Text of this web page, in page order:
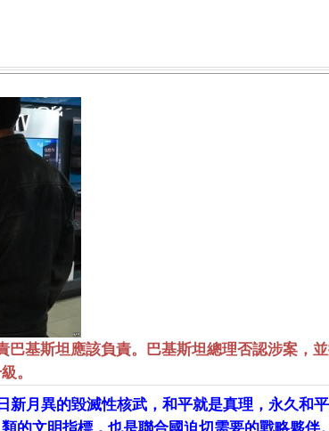
基斯坦應該負責。巴基斯坦總理否認涉案，
。
新月異的毀滅性核武，和平就是真理，永久和